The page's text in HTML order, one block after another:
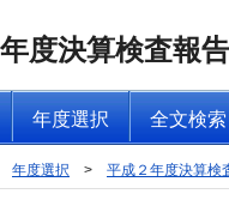
度決算検査報告
年度選択 全文検索
年度選択 > 平成２年度決算検